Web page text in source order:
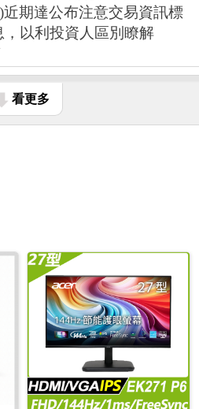
期達公布注意交易資訊標
以利投資人區別瞭解
看更多